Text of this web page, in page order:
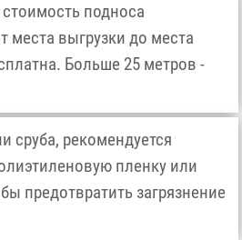
подноса
места выгрузки до места
Больше 25 метров -
сруба, рекомендуется
пленку или
предотвратить загрязнение